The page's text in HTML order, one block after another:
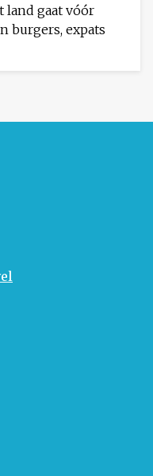
land gaat vóór
burgers, expats